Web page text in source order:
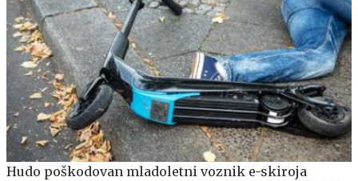
Hudo poškodovan mladoletni voznik e-skiroja